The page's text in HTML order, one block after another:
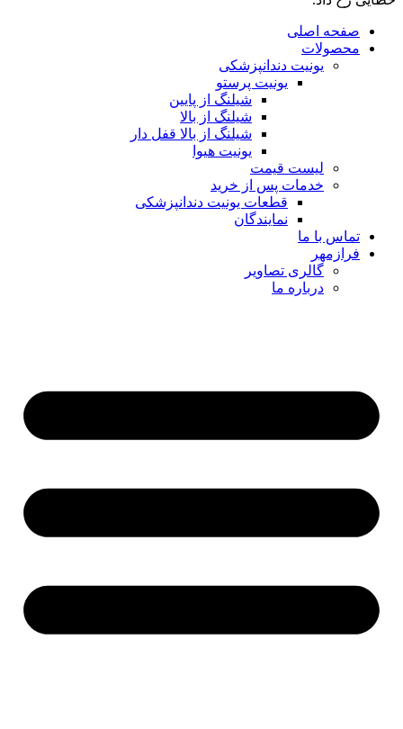
صفحه اصلی
محصولات
یونیت دندانپزشکی
یونیت پرستو
شیلنگ از پایین
شیلنگ از بالا
شیلنگ از بالا قفل دار
یونیت هیوا
لیست قیمت
خدمات پس از خرید
قطعات یونیت دندانپزشکی
نمایندگان
تماس با ما
فرازمهر
گالری تصاویر
درباره ما